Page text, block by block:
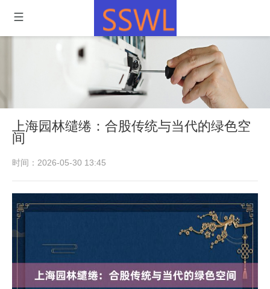
上海园林缱绻：合股传统与当代的绿色空
间
时间：2026-05-30 13:45